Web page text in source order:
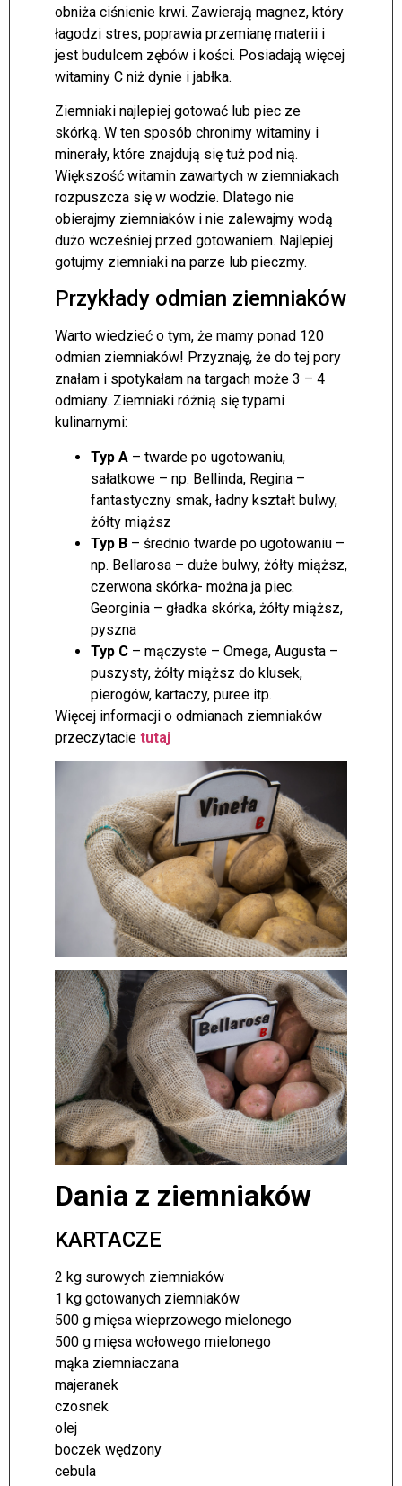
obniża ciśnienie krwi. Zawierają magnez, który
łagodzi stres, poprawia przemianę materii i
jest budulcem zębów i kości. Posiadają więcej
witaminy C niż dynie i jabłka.
Ziemniaki najlepiej gotować lub piec ze
skórką. W ten sposób chronimy witaminy i
minerały, które znajdują się tuż pod nią.
Większość witamin zawartych w ziemniakach
rozpuszcza się w wodzie. Dlatego nie
obierajmy ziemniaków i nie zalewajmy wodą
dużo wcześniej przed gotowaniem. Najlepiej
gotujmy ziemniaki na parze lub pieczmy.
Przykłady odmian ziemniaków
Warto wiedzieć o tym, że mamy ponad 120
odmian ziemniaków! Przyznaję, że do tej pory
znałam i spotykałam na targach może 3 – 4
odmiany. Ziemniaki różnią się typami
kulinarnymi:
Typ A – twarde po ugotowaniu,
sałatkowe – np. Bellinda, Regina –
fantastyczny smak, ładny kształt bulwy,
żółty miąższ
Typ B – średnio twarde po ugotowaniu –
np. Bellarosa – duże bulwy, żółty miąższ,
czerwona skórka- można ja piec.
Georginia – gładka skórka, żółty miąższ,
pyszna
Typ C – mączyste – Omega, Augusta –
puszysty, żółty miąższ do klusek,
pierogów, kartaczy, puree itp.
Więcej informacji o odmianach ziemniaków
przeczytacie tutaj
Dania z ziemniaków
KARTACZE
2 kg surowych ziemniaków
1 kg gotowanych ziemniaków
500 g mięsa wieprzowego mielonego
500 g mięsa wołowego mielonego
mąka ziemniaczana
majeranek
czosnek
olej
boczek wędzony
cebula